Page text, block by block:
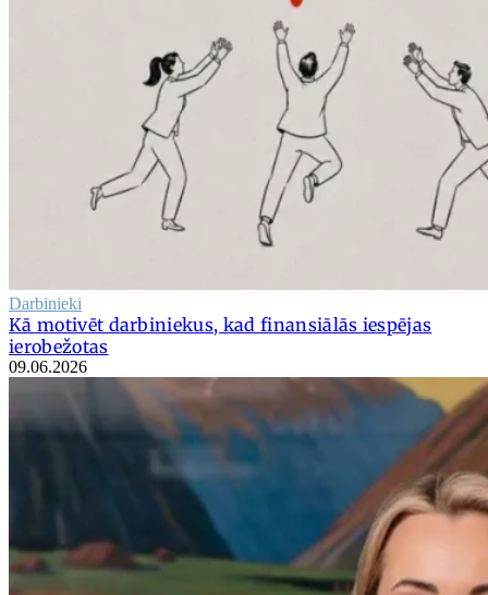
Darbinieki
Kā motivēt darbiniekus, kad finansiālās iespējas
ierobežotas
09.06.2026